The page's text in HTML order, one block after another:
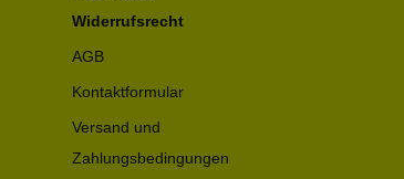
Widerrufsrecht
AGB
Kontaktformular
Versand und
Zahlungsbedingungen